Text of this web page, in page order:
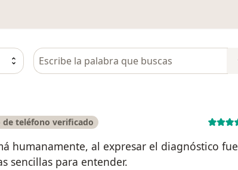
Busca en opiniones
de teléfono verificado
humanamente, al expresar el diagnóstico fue
sencillas para entender.